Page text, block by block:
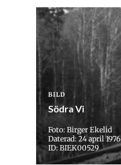
BILD
Södra Vi
Foto: Birger Ekelid
Daterad: 24 april 1976
ID: BIEK00529